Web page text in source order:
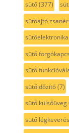
sütő(377)
sütőajtó
sütőelektronika
sütő
sütő
sütőidőzítő(7)
sütő külsőüveg
sütő